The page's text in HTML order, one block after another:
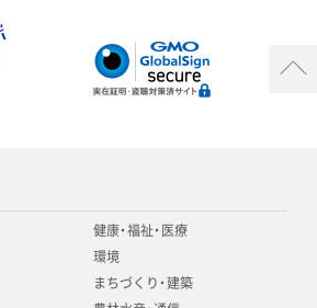
健康・福祉・医療
環境
まちづくり・建築